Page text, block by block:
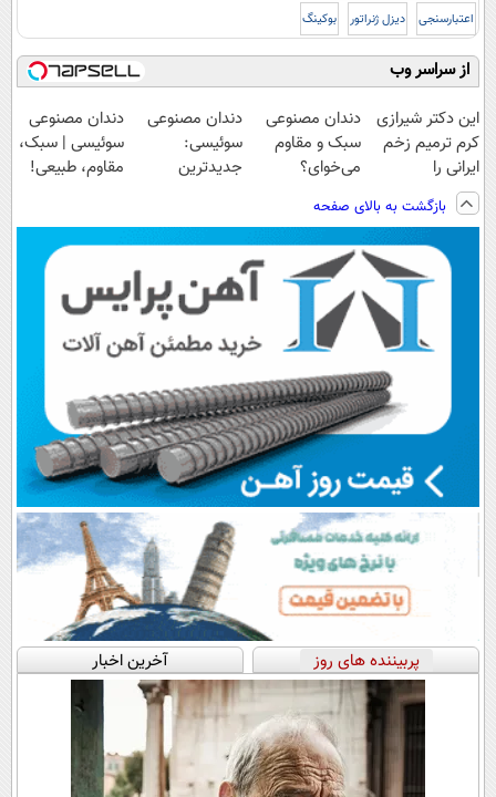
اعتبارسنجی دیزل ژنراتور بوکینگ
از سراسر وب
این دکتر شیرازی
کرم ترمیم زخم
ایرانی را
ساخت!!!
دندان مصنوعی
سبک و مقاوم
می‌خوای؟
هم داریم!😍 |
📍تهران
دندان مصنوعی
سوئیسی:
جدیدترین
پرداخت قسطی
دندان مصنوعی
سوئیسی | سبک،
مقاوم، طبیعی!
اقساطی😍
بازگشت به بالای صفحه
پربیننده های روز آخرین اخبار